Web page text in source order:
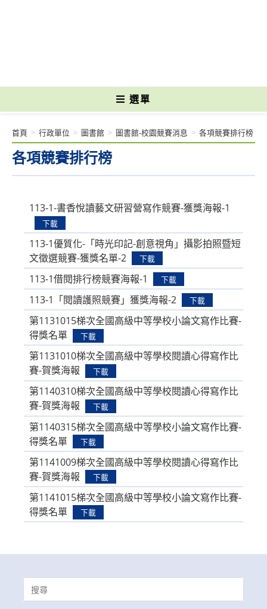
選單
各項競賽排行榜
首頁 > 行政單位 > 圖書館 > 圖書館-校園競賽消息 > 各項競賽排行榜
113-1-書香悅讀藝文研習營寫作競賽-獲獎海報-1
下載
113-1優質化-「時光印記-創意視角」攝影拍照暨短
文徵選競賽-獲獎名單-2
下載
113-1借閱排行榜競賽海報-1 下載
113-1「閱讀護照競賽」獲獎海報-2 下載
第1131015梯次全國高級中等學校小論文寫作比賽-
得獎名單
下載
第1131010梯次全國高級中等學校閱讀心得寫作比
賽-賀獎海報
下載
第1140310梯次全國高級中等學校閱讀心得寫作比
賽-賀獎海報
下載
第1140315梯次全國高級中等學校小論文寫作比賽-
得獎名單
下載
第1141009梯次全國高級中等學校閱讀心得寫作比
賽-賀獎海報
下載
第1141015梯次全國高級中等學校小論文寫作比賽-
得獎名單
下載
for: